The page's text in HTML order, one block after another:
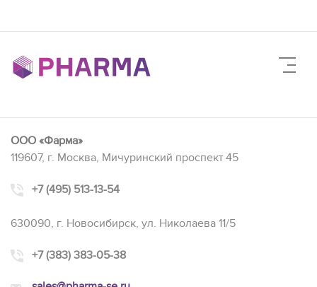
ООО «Фарма»
119607, г. Москва, Мичуринский проспект 45
+7 (495) 513-13-54
630090, г. Новосибирск, ул. Николаева 11/5
+7 (383) 383-05-38